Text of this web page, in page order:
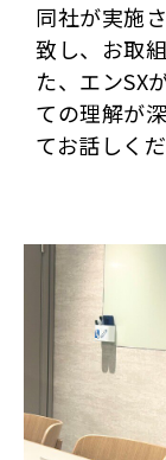
同社が実施
致し、お取
た、エンSX
ての理解が
てお話しく